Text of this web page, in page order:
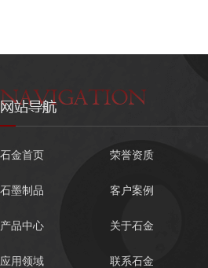
石金首页 荣誉资质
石墨制品 客户案例
产品中心 关于石金
应用领域 联系石金